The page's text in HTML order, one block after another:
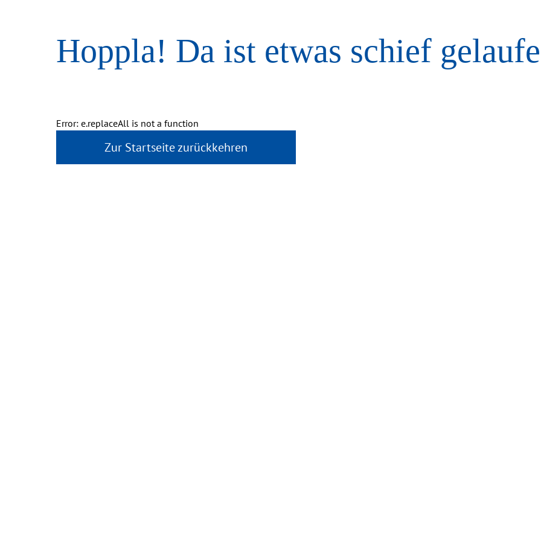
Hoppla! Da ist etwas schief
Error: e.replaceAll is not a function
Zur Startseite zurückkehren